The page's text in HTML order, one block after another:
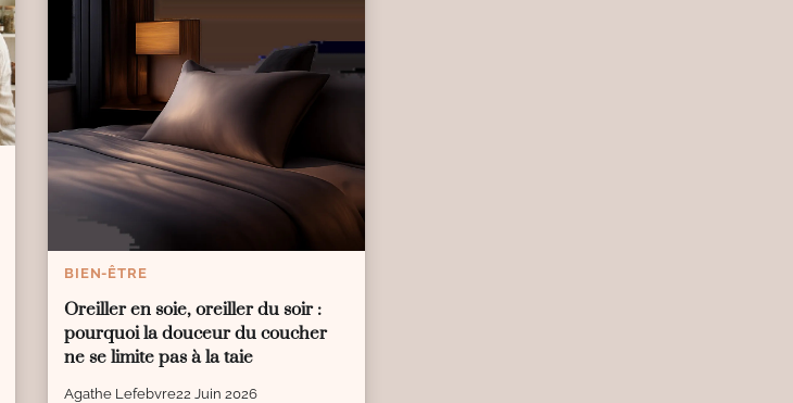
BIEN-ÊTRE
Oreiller en soie, oreiller du soir :
pourquoi la douceur du coucher
ne se limite pas à la taie
Agathe Lefebvre22 Juin 2026